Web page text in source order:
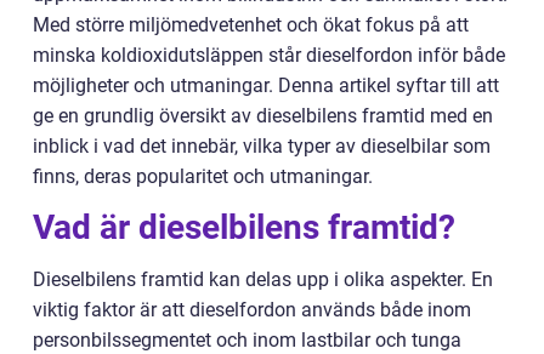
Med större miljömedvetenhet och ökat fokus på att
minska koldioxidutsläppen står dieselfordon inför både
möjligheter och utmaningar. Denna artikel syftar till att
ge en grundlig översikt av dieselbilens framtid med en
inblick i vad det innebär, vilka typer av dieselbilar som
finns, deras popularitet och utmaningar.
Vad är dieselbilens framtid?
Dieselbilens framtid kan delas upp i olika aspekter. En
viktig faktor är att dieselfordon används både inom
personbilssegmentet och inom lastbilar och tunga